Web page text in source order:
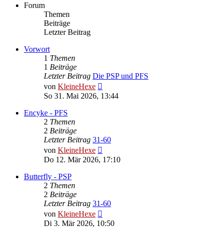
Forum
Themen
Beiträge
Letzter Beitrag
Vorwort
1 Themen
1 Beiträge
Letzter Beitrag Die PSP und PFS
von KleineHexe
Beitrag
So 31. Mai 2026, 13:44
Encyke - PFS
2 Themen
2 Beiträge
Letzter Beitrag 31-60
von KleineHexe
Beitrag
Do 12. Mär 2026, 17:10
Butterfly - PSP
2 Themen
2 Beiträge
Letzter Beitrag 31-60
von KleineHexe
Beitrag
Di 3. Mär 2026, 10:50